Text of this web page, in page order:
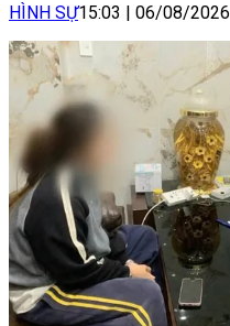
HÌNH SỰ15:03 06/08/2026